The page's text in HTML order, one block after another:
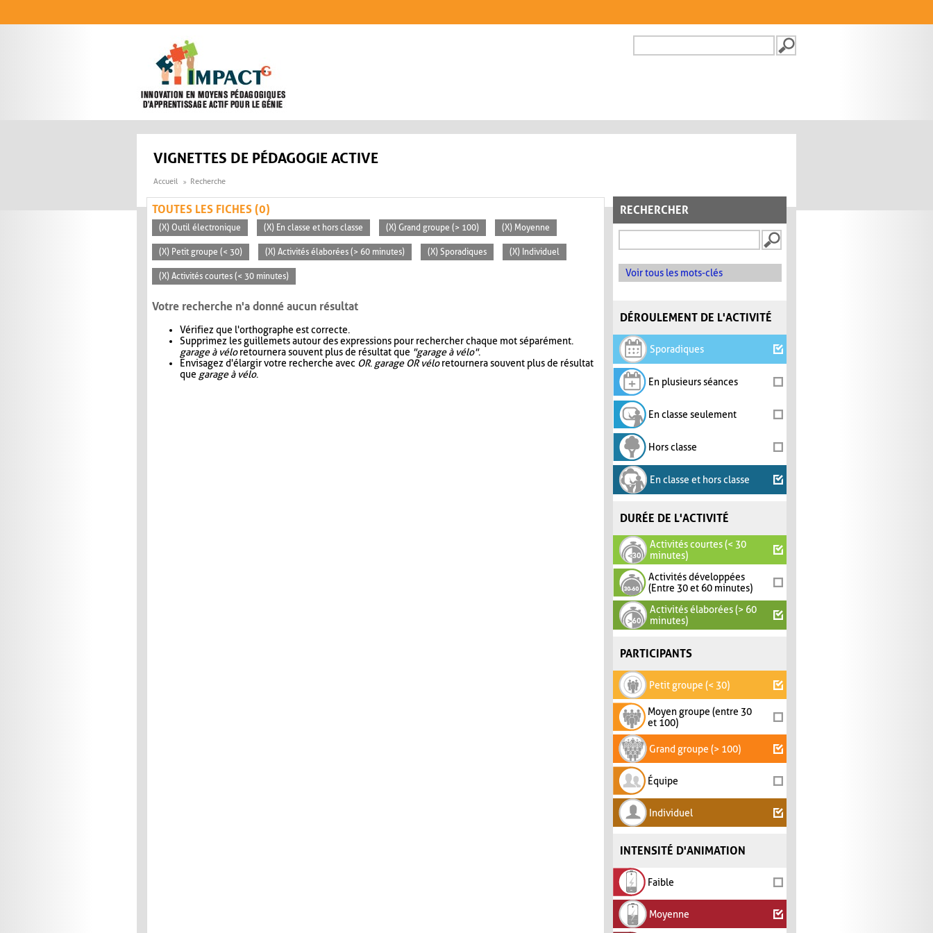
FORMULAIRE DE
VIGNETTES DE PÉDAGOGIE ACTIVE
Accueil Recherche
RECHERCHER
Voir tous les mots-clés
DÉROULEMENT DE L'ACTIVITÉ
Sporadiques
En plusieurs séances
En classe seulement
Hors classe
En classe et hors classe
DURÉE DE L'ACTIVITÉ
Activités courtes (< 30
minutes)
Activités développées
(Entre 30 et 60 minutes)
Activités élaborées (> 60
minutes)
PARTICIPANTS
Petit groupe (< 30)
Moyen groupe (entre 30
et 100)
Grand groupe (> 100)
Équipe
Individuel
INTENSITÉ D'ANIMATION
Faible
Moyenne
TOUTES LES FICHES (0)
(X) Outil électronique (X) En classe et hors classe (X) Grand groupe (> 100) (X) Moyenne
(X) Petit groupe (< 30) (X) Activités élaborées (> 60 minutes) (X) Sporadiques (X) Individuel
(X) Activités courtes (< 30 minutes)
Votre recherche n'a donné aucun résultat
Vérifiez que l'orthographe est correcte.
Supprimez les guillemets autour des expressions pour rechercher chaque mot séparément.
garage à véloretournera souvent plus de résultat que "garage à vélo".
Envisagez d'élargir votre recherche avec OR. garage OR véloretournera souvent plus de résultat
que garage à vélo.